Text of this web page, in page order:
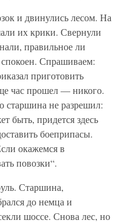
и двинулись лесом. На
их крики. Свернули
правильное ли
Спрашиваем:
приготовить
час прошел — никого.
старшина не разрешил:
быть, придется здесь
боеприпасы.
окажемся в
повозки“.
Старшина,
до немца и
шоссе. Снова лес, но